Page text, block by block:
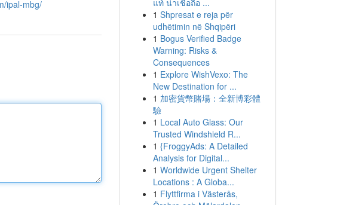
ipal-mbg/
แท้ น่าเชื่อถือ ...
1 Shpresat e reja për
udhëtimin në Shqipëri
1 Bogus Verified Badge
Warning: Risks &
Consequences
1 Explore WishVexo: The
New Destination for ...
1 加密貨幣賭場：全新博彩體
驗
1 Local Auto Glass: Our
Trusted Windshield R...
1 {FroggyAds: A Detailed
Analysis for Digital...
1 Worldwide Urgent Shelter
Locations : A Globa...
1 Flyttfirma i Västerås,